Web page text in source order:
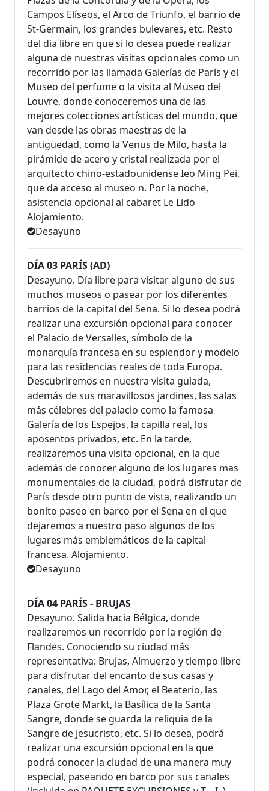
Campos Elíseos, el Arco de Triunfo, el barrio de
St-Germain, los grandes bulevares, etc. Resto
del dia libre en que si lo desea puede realizar
alguna de nuestras visitas opcionales como un
recorrido por las llamada Galerías de París y el
Museo del perfume o la visita al Museo del
Louvre, donde conoceremos una de las
mejores colecciones artísticas del mundo, que
van desde las obras maestras de la
antigüedad, como la Venus de Milo, hasta la
pirámide de acero y cristal realizada por el
arquitecto chino-estadounidense Ieo Ming Pei,
que da acceso al museo n. Por la noche,
asistencia opcional al cabaret Le Lido
Alojamiento.
Desayuno
DÍA 03 PARÍS (AD)
Desayuno. Día libre para visitar alguno de sus
muchos museos o pasear por los diferentes
barrios de la capital del Sena. Si lo desea podrá
realizar una excursión opcional para conocer
el Palacio de Versalles, símbolo de la
monarquía francesa en su esplendor y modelo
para las residencias reales de toda Europa.
Descubriremos en nuestra visita guiada,
además de sus maravillosos jardines, las salas
más célebres del palacio como la famosa
Galería de los Espejos, la capilla real, los
aposentos privados, etc. En la tarde,
realizaremos una visita opcional, en la que
además de conocer alguno de los lugares mas
monumentales de la ciudad, podrá disfrutar de
París desde otro punto de vista, realizando un
bonito paseo en barco por el Sena en el que
dejaremos a nuestro paso algunos de los
lugares más emblemáticos de la capital
francesa. Alojamiento.
Desayuno
DÍA 04 PARÍS - BRUJAS
Desayuno. Salida hacia Bélgica, donde
realizaremos un recorrido por la región de
Flandes. Conociendo su ciudad más
representativa: Brujas, Almuerzo y tiempo libre
para disfrutar del encanto de sus casas y
canales, del Lago del Amor, el Beaterio, las
Plaza Grote Markt, la Basílica de la Santa
Sangre, donde se guarda la reliquia de la
Sangre de Jesucristo, etc. Si lo desea, podrá
realizar una excursión opcional en la que
podrá conocer la ciudad de una manera muy
especial, paseando en barco por sus canales